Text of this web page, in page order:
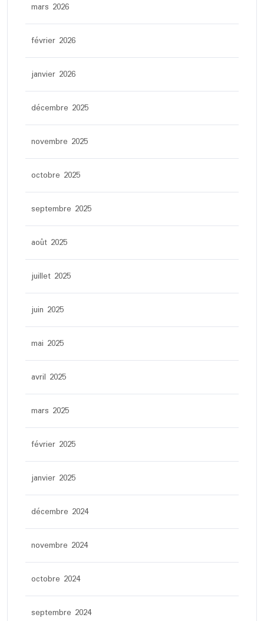
mars 2026
février 2026
janvier 2026
décembre 2025
novembre 2025
octobre 2025
septembre 2025
août 2025
juillet 2025
juin 2025
mai 2025
avril 2025
mars 2025
février 2025
janvier 2025
décembre 2024
novembre 2024
octobre 2024
septembre 2024